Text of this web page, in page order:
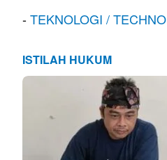
-TEKNOLOGI / TECHNO
ISTILAH HUKUM